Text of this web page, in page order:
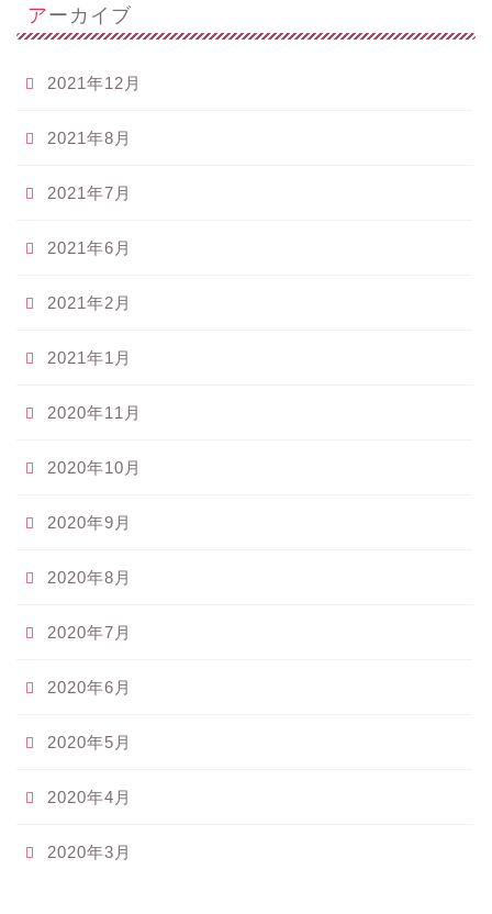
アーカイブ
2021年12月
2021年8月
2021年7月
2021年6月
2021年2月
2021年1月
2020年11月
2020年10月
2020年9月
2020年8月
2020年7月
2020年6月
2020年5月
2020年4月
2020年3月